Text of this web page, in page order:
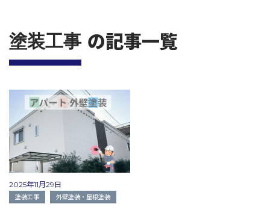
塗装工事 の記事一覧
2025年11月29日
塗装工事 外壁塗装・屋根塗装